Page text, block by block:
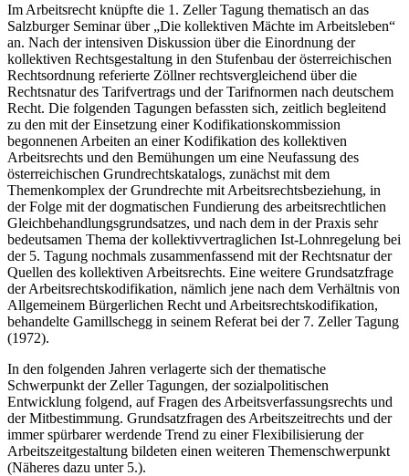
Im Arbeitsrecht knüpfte die 1. Zeller Tagung thematisch an das
Salzburger Seminar über „Die kollektiven Mächte im Arbeitsleben“
an. Nach der intensiven Diskussion über die Einordnung der
kollektiven Rechtsgestaltung in den Stufenbau der österreichischen
Rechtsordnung referierte Zöllnerrechtsvergleichend über die
Rechtsnatur des Tarifvertrags und der Tarifnormen nach deutschem
Recht. Die folgenden Tagungen befassten sich, zeitlich begleitend
zu den mit der Einsetzung einer Kodifikationskommission
begonnenen Arbeiten an einer Kodifikation des kollektiven
Arbeitsrechts und den Bemühungen um eine Neufassung des
österreichischen Grundrechtskatalogs, zunächst mit dem
Themenkomplex der Grundrechte mit Arbeitsrechtsbeziehung, in
der Folge mit der dogmatischen Fundierung des arbeitsrechtlichen
Gleichbehandlungsgrundsatzes, und nach dem in der Praxis sehr
bedeutsamen Thema der kollektivvertraglichen Ist-Lohnregelung bei
der 5. Tagung nochmals zusammenfassend mit der Rechtsnatur der
Quellen des kollektiven Arbeitsrechts. Eine weitere Grundsatzfrage
der Arbeitsrechtskodifikation, nämlich jene nach dem Verhältnis von
Allgemeinem Bürgerlichen Recht und Arbeitsrechtskodifikation,
behandelte Gamillschegg in seinem Referat bei der 7. Zeller Tagung
(1972).
In den folgenden Jahren verlagerte sich der thematische
Schwerpunkt der Zeller Tagungen, der sozialpolitischen
Entwicklung folgend, auf Fragen des Arbeitsverfassungsrechts und
der Mitbestimmung. Grundsatzfragen des Arbeitszeitrechts und der
immer spürbarer werdende Trend zu einer Flexibilisierung der
Arbeitszeitgestaltung bildeten einen weiteren Themenschwerpunkt
(Näheres dazu unter 5.).